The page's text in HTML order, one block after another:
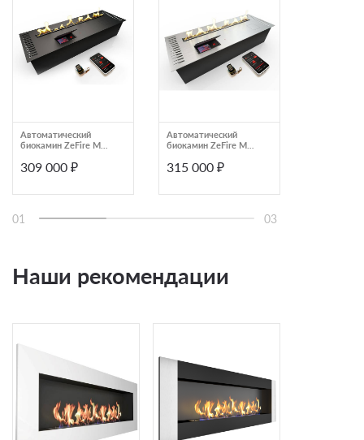
Автоматический
биокамин ZeFire М
309 000 ₽
Автоматический
биокамин ZeFire М
ДУ (ZeFire)
315 000 ₽
01 03
Наши рекомендации